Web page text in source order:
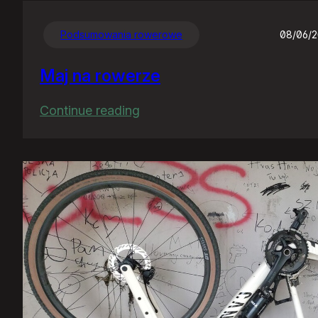
Podsumowania rowerowe 08/06/
Maj na rowerze
Continue reading
rowerze